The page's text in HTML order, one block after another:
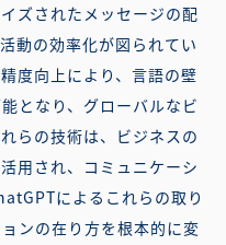
ズされたメッセージの配
動の効率化が図られてい
度向上により、言語の壁
となり、グローバルなビ
らの技術は、ビジネスの
用され、コミュニケーシ
によるこれらの取り
ンの在り方を根本的に変